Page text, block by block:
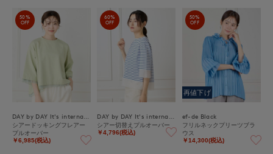
50%
OFF
シアードッキングフレアー
プルオーバー
￥6,985(税込)
60%
OFF
シアー切替えプルオーバー
￥4,796(税込)
50%
OFF
再値下げ
ef-de Black
フリルネックプリーツブラ
ウス
￥14,300(税込)